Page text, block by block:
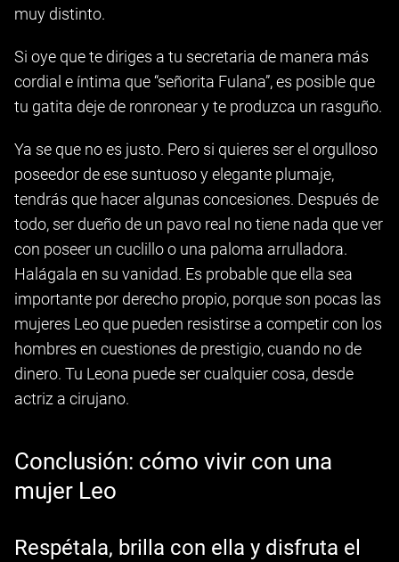
muy distinto.
Si oye que te diriges a tu secretaria de manera más
cordial e íntima que “señorita Fulana”, es posible que
tu gatita deje de ronronear y te produzca un rasguño.
Ya se que no es justo. Pero si quieres ser el orgulloso
poseedor de ese suntuoso y elegante plumaje,
tendrás que hacer algunas concesiones. Después de
todo, ser dueño de un pavo real no tiene nada que ver
con poseer un cuclillo o una paloma arrulladora.
Halágala en su vanidad. Es probable que ella sea
importante por derecho propio, porque son pocas las
mujeres Leo que pueden resistirse a competir con los
hombres en cuestiones de prestigio, cuando no de
dinero. Tu Leona puede ser cualquier cosa, desde
actriz a cirujano.
Conclusión: cómo vivir con una
mujer Leo
Respétala, brilla con ella y disfruta el